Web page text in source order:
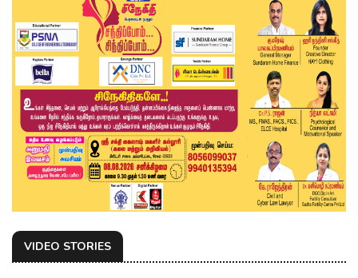
VIDEO STORIES